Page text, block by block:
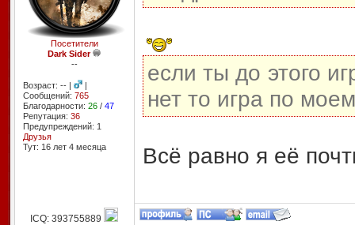
Посетители
Dark Sider
--
Возраст: -- |
|
Сообщений: 765
Благодарности: 26/ 47
Репутация: 36
Предупреждений: 1
Друзья
Тут: 16 лет 4 месяцa
если ты до этого
нет то игра по
Всё равно я её
ICQ: 393755889